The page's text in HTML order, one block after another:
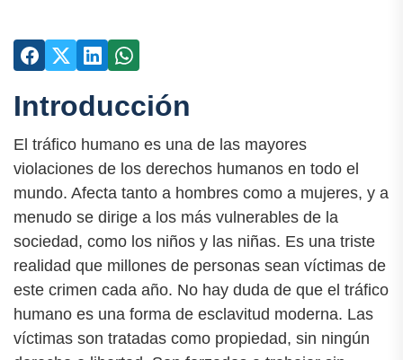
Introducción
El tráfico humano es una de las mayores
violaciones de los derechos humanos en todo el
mundo. Afecta tanto a hombres como a mujeres, y a
menudo se dirige a los más vulnerables de la
sociedad, como los niños y las niñas. Es una triste
realidad que millones de personas sean víctimas de
este crimen cada año. No hay duda de que el tráfico
humano es una forma de esclavitud moderna. Las
víctimas son tratadas como propiedad, sin ningún